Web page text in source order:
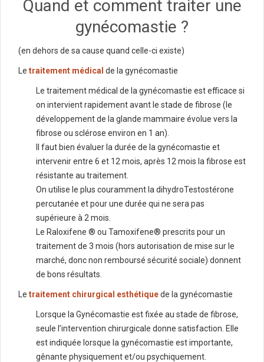
Quand et comment traiter une
gynécomastie ?
(en dehors de sa cause quand celle-ci existe)
Le traitement médical de la gynécomastie
Le traitement médical de la gynécomastie est efficace si
on intervient rapidement avant le stade de fibrose (le
développement de la glande mammaire évolue vers la
fibrose ou sclérose environ en 1 an).
Il faut bien évaluer la durée de la gynécomastie et
intervenir entre 6 et 12 mois, après 12 mois la fibrose est
résistante au traitement.
On utilise le plus couramment la dihydroTestostérone
percutanée et pour une durée qui ne sera pas
supérieure à 2 mois.
Le Raloxifene ® ou Tamoxifene® prescrits pour un
traitement de 3 mois (hors autorisation de mise sur le
marché, donc non remboursé sécurité sociale) donnent
de bons résultats.
Le traitement chirurgical esthétiquede la gynécomastie
Lorsque la Gynécomastie est fixée au stade de fibrose,
seule l’intervention chirurgicale donne satisfaction. Elle
est indiquée lorsque la gynécomastie est importante,
gênante physiquement et/ou psychiquement.